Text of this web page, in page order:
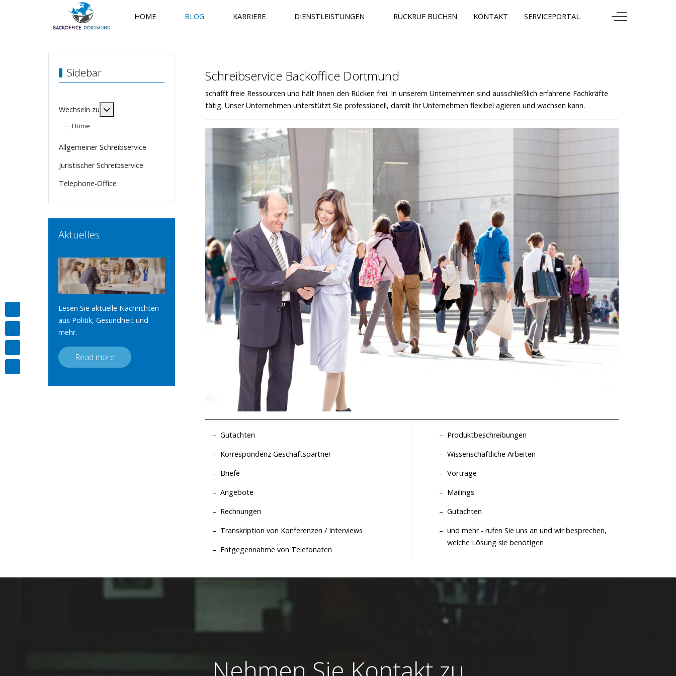
HOME BLOG KARRIERE DIENSTLEISTUNGEN RÜCKRUF BUCHEN KONTAKT SERVICEPORTAL Off-Canvas
Sidebar
Wechseln zu MOD_MENU_TOGGLE_SUBMENU_LABEL
Home
Allgemeiner Schreibservice
Juristischer Schreibservice
Telephone-Office
Aktuelles
Lesen Sie aktuelle Nachrichten
aus Politik, Gesundheit und
mehr.
Read more
Schreibservice Backoffice Dortmund
schafft freie Ressourcen und hält Ihnen den Rücken frei. In unserem Unternehmen sind ausschließlich erfahrene Fachkräfte
tätig. Unser Unternehmen unterstützt Sie professionell, damit Ihr Unternehmen flexibel agieren und wachsen kann.
Gutachten
Korrespondenz Geschäftspartner
Briefe
Angebote
Rechnungen
Transkription von Konferenzen / Interviews
Entgegennahme von Telefonaten
Produktbeschreibungen
Wissenschaftliche Arbeiten
Vorträge
Mailings
Gutachten
und mehr - rufen Sie uns an und wir besprechen,
welche Lösung sie benötigen